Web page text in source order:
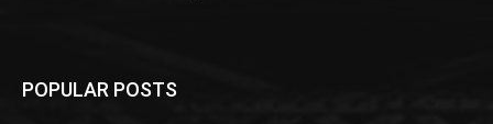
POPULAR POSTS